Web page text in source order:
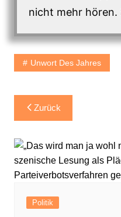
nicht mehr hören.
Unwort Des Jahres
Zurück
Politik